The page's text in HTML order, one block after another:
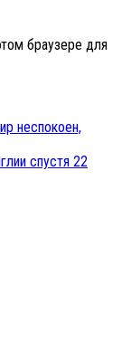
браузере для
неспокоен,
спустя 22